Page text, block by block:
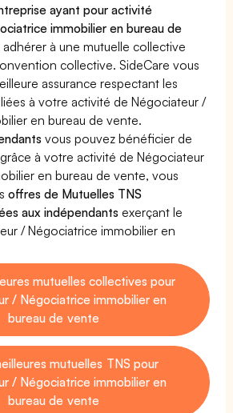
ayant pour activité
immobilier en bureau de
à une mutuelle collective
collective. SideCare vous
assurance respectant les
à votre activité de Négociateur /
en bureau de vente.
vous pouvez bénéficier de
à votre activité de Négociateur
en bureau de vente, vous
offres de Mutuelles TNS
aux indépendants exerçant le
/ Négociatrice immobilier en
mutuelles collectives pour
/ Négociatrice immobilier en
bureau de vente
mutuelles TNS pour
/ Négociatrice immobilier en
bureau de vente